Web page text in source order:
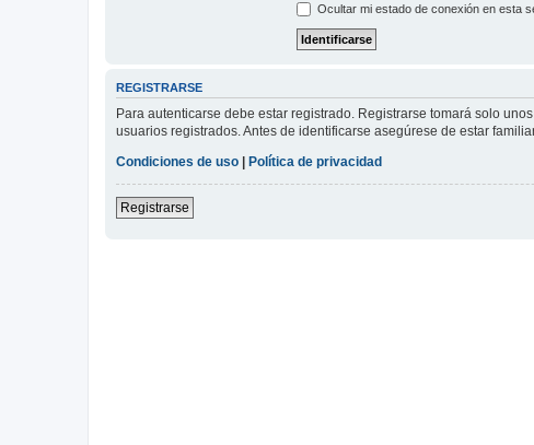
Ocultar mi estado de conexión en esta
REGISTRARSE
Para autenticarse debe estar registrado. Registrarse tomará solo
usuarios registrados. Antes de identificarse asegúrese de estar
Condiciones de uso | Política de privacidad
Registrarse